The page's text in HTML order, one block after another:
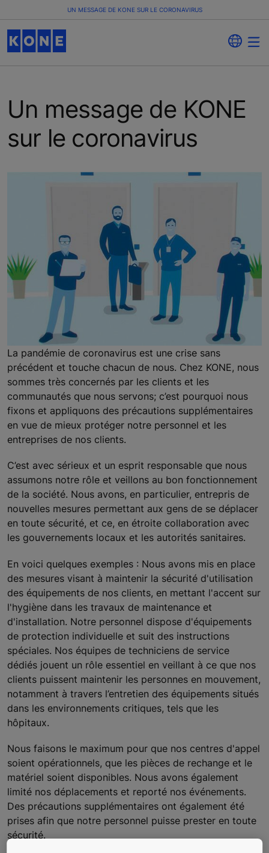
UN MESSAGE DE KONE SUR LE CORONAVIRUS
Un message de KONE
sur le coronavirus
La pandémie de coronavirus est une crise sans
précédent et touche chacun de nous. Chez KONE, nous
sommes très concernés par les clients et les
communautés que nous servons; c’est pourquoi nous
fixons et appliquons des précautions supplémentaires
en vue de mieux protéger notre personnel et les
entreprises de nos clients.
C’est avec sérieux et un esprit responsable que nous
assumons notre rôle et veillons au bon fonctionnement
de la société. Nous avons, en particulier, entrepris de
nouvelles mesures permettant aux gens de se déplacer
en toute sécurité, et ce, en étroite collaboration avec
les gouvernements locaux et les autorités sanitaires.
En voici quelques exemples : Nous avons mis en place
des mesures visant à maintenir la sécurité d'utilisation
des équipements de nos clients, en mettant l'accent sur
l'hygiène dans les travaux de maintenance et
d'installation. Notre personnel dispose d'équipements
de protection individuelle et suit des instructions
spéciales. Nos équipes de techniciens de service
dédiés jouent un rôle essentiel en veillant à ce que nos
clients puissent maintenir les personnes en mouvement,
notamment à travers l’entretien des équipements situés
dans les environnements critiques, tels que les
hôpitaux.
Nous faisons le maximum pour que nos centres d'appel
soient opérationnels, que les pièces de rechange et le
matériel soient disponibles. Nous avons également
limité nos déplacements et reporté nos événements.
Des précautions supplémentaires ont également été
prises afin que notre personnel puisse prester en toute
sécurité.